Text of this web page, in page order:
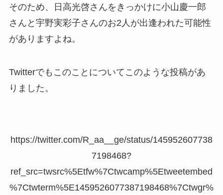
そのため、日高光啓さんをきっかけに小山慶一郎
さんと宇野実彩子さんのお2人が出逢われた可能性
がありますよね。
Twitterでもこのことについてこのような投稿があ
りました。
https://twitter.com/R_aa__ge/status/145952607738
7198468?
ref_src=twsrc%5Etfw%7Ctwcamp%5Etweetembed
%7Ctwterm%5E1459526077387198468%7Ctwgr%